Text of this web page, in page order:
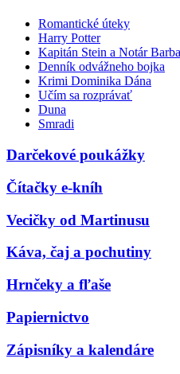
Romantické úteky
Harry Potter
Kapitán Stein a Notár
Denník odvážneho bojka
Krimi Dominika Dána
Učím sa rozprávať
Duna
Smradi
Darčekové poukážky
Čítačky e-kníh
Vecičky od Martinusu
Káva, čaj a pochutiny
Hrnčeky a fľaše
Papiernictvo
Zápisníky a kalendáre